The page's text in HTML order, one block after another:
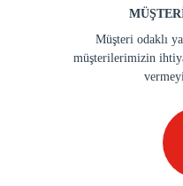
Müşteri odaklı
müşterilerimizin